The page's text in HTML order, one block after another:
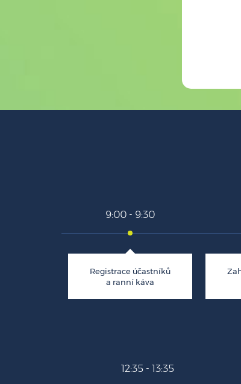
9:00 - 9:30
Registrace účastníků
a ranní káva
12:35 - 13:35